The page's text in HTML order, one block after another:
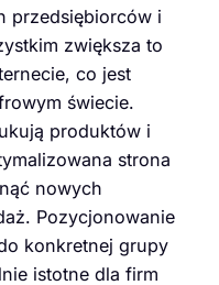
przedsiębiorców i
zwiększa to
co jest
świecie.
produktów i
strona
nowych
Pozycjonowanie
konkretnej grupy
istotne dla firm